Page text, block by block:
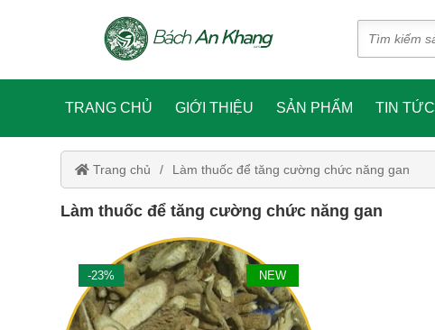
TRANG CHỦ GIỚI THIỆU SẢN PHẨM TIN TỨC
Trang chủ Làm thuốc để tăng cường chức năng gan
Làm thuốc để tăng cường chức năng gan
-23% NEW